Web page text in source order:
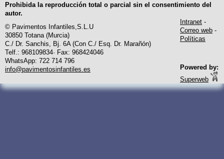
Prohibida la reproducción total o parcial sin el consentimiento del
autor.
© Pavimentos Infantiles,S.L.U
30850 Totana (Murcia)
C./ Dr. Sanchis, Bj. 6A (Con C./ Esq. Dr. Marañón)
Telf.: 968109834· Fax: 968424046
WhatsApp: 722 714 796
info@pavimentosinfantiles.es
Intranet -
Correo web -
Políticas
Powered by:
Superweb